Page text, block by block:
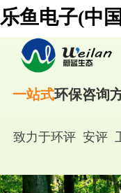
乐鱼电子(中
一站式环保咨询
致力于环评 安评